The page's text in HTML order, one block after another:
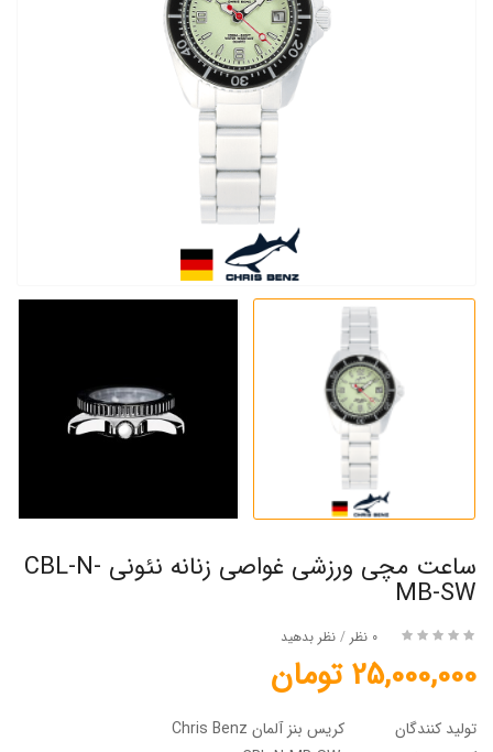
ساعت مچی ورزشی غواصی زنانه نئونی CBL-N-
MB-SW
0 نظر / نظر بدهید
25,000,000 تومان
تولید کنندگان
کریس بنز آلمان Chris Benz